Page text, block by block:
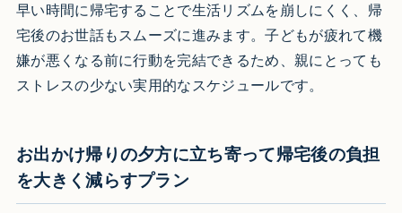
早い時間に帰宅することで生活リズムを崩しにくく、帰
宅後のお世話もスムーズに進みます。子どもが疲れて機
嫌が悪くなる前に行動を完結できるため、親にとっても
ストレスの少ない実用的なスケジュールです。
お出かけ帰りの夕方に立ち寄って帰宅後の負担
を大きく減らすプラン